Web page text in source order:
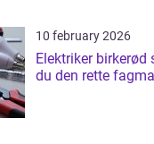
10 february 2026
Elektriker birkerød sådan vælger
du den rette